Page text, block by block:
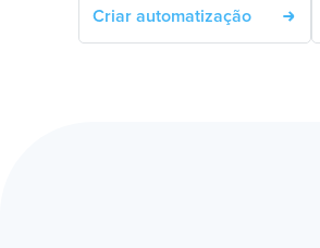
Criar automatização